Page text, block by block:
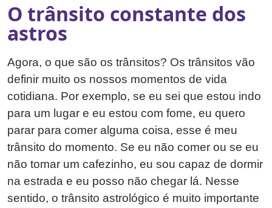
O trânsito constante dos
astros
Agora, o que são os trânsitos? Os trânsitos vão
definir muito os nossos momentos de vida
cotidiana. Por exemplo, se eu sei que estou indo
para um lugar e eu estou com fome, eu quero
parar para comer alguma coisa, esse é meu
trânsito do momento. Se eu não comer ou se eu
não tomar um cafezinho, eu sou capaz de dormir
na estrada e eu posso não chegar lá. Nesse
sentido, o trânsito astrológico é muito importante